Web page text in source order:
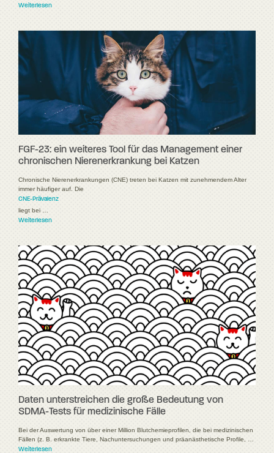
Weiterlesen
FGF-23: ein weiteres Tool für das Management einer
chronischen Nierenerkrankung bei Katzen
Chronische Nierenerkrankungen (CNE) treten bei Katzen mit zunehmendem Alter
immer häufiger auf. Die
CNE-Prävalenz
liegt bei …
Weiterlesen
Daten unterstreichen die große Bedeutung von
SDMA-Tests für medizinische Fälle
Bei der Auswertung von über einer Million Blutchemieprofilen, die bei medizinischen
Fällen (z. B. erkrankte Tiere, Nachuntersuchungen und präanästhetische Profile, …
Weiterlesen